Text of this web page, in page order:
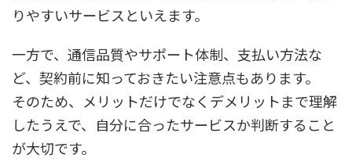
りやすいサービスといえます。
一方で、通信品質やサポート体制、支払い方法な
ど、契約前に知っておきたい注意点もあります。
そのため、メリットだけでなくデメリットまで理解
したうえで、自分に合ったサービスか判断すること
が大切です。